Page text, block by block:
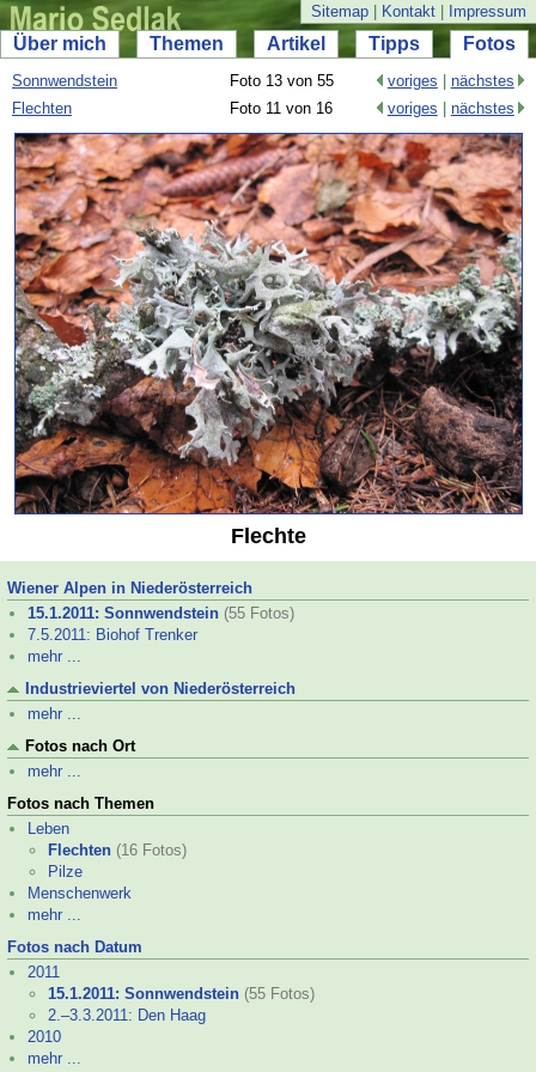
Sitemap Kontakt Impressum
Über mich Themen Artikel Tipps Fotos
Sonnwendstein Foto 13 von 55 voriges
nächstes
Flechten
Foto 11 von 16 voriges nächstes
Flechte
Wiener Alpen in Niederösterreich
15.1.2011: Sonnwendstein (55 Fotos)
7.5.2011: Biohof Trenker
mehr ...
Industrieviertel von Niederösterreich
mehr ...
Fotos nach Ort
mehr ...
Fotos nach Themen
Leben
Flechten (16 Fotos)
Pilze
Menschenwerk
mehr ...
Fotos nach Datum
2011
15.1.2011: Sonnwendstein (55 Fotos)
2.–3.3.2011: Den Haag
2010
mehr ...